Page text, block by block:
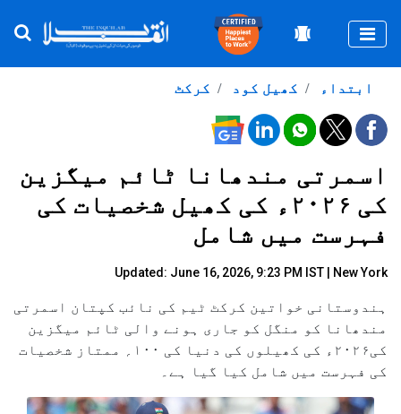
کرکٹ کھیل کود ابتداء
اسمرتی مندھانا ٹائم میگزین
کی ۲۰۲۶ء کی کھیل شخصیات کی
فہرست میں شامل
Updated: June 16, 2026, 9:23 PM IST | New York
ہندوستانی خواتین کرکٹ ٹیم کی نائب کپتان اسمرتی
مندھانا کو منگل کو جاری ہونے والی ٹائم میگزین
کی۲۰۲۶ء کی کھیلوں کی دنیا کی ۱۰۰؍ ممتاز شخصیات
کی فہرست میں شامل کیا گیا ہے۔